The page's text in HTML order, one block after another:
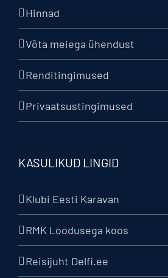
Hinnad
Võta meiega ühendust
Renditingimused
Privaatsustingimused
KASULIKUD LINGID
Klubi Eesti Karavan
RMK Loodusega koos
Reisijuht Delfi.ee